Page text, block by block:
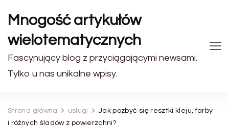
Mnogość artykułów
wielotematycznych
Fascynujący blog z przyciągającymi newsami.
Tylko u nas unikalne wpisy.
Strona główna usługi
Jak pozbyć się resztki kleju, farby
i różnych śladów z powierzchni?